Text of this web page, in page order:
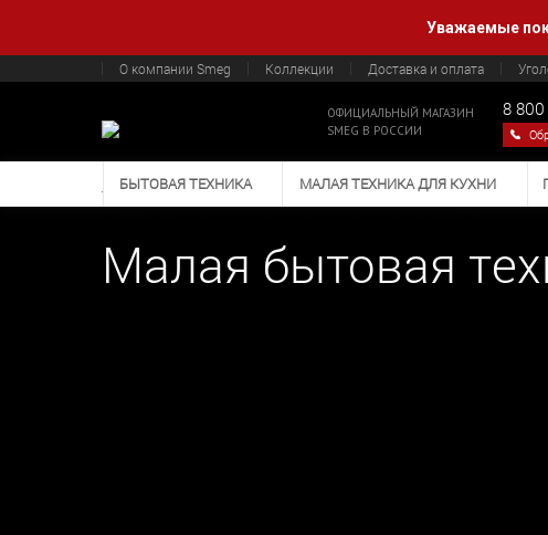
Уважаемые
О компании Smeg Коллекции Доставка и оплата
ОФИЦИАЛЬНЫЙ МАГАЗИН
SMEG В РОССИИ
8
БЫТОВАЯ ТЕХНИКА МАЛАЯ ТЕХНИКА ДЛЯ КУХНИ
Малая бытовая